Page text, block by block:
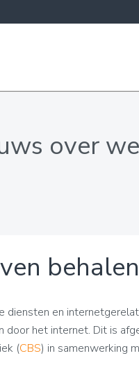
over
diensten en
door het internet. Dit is
(CBS) in samenwerking